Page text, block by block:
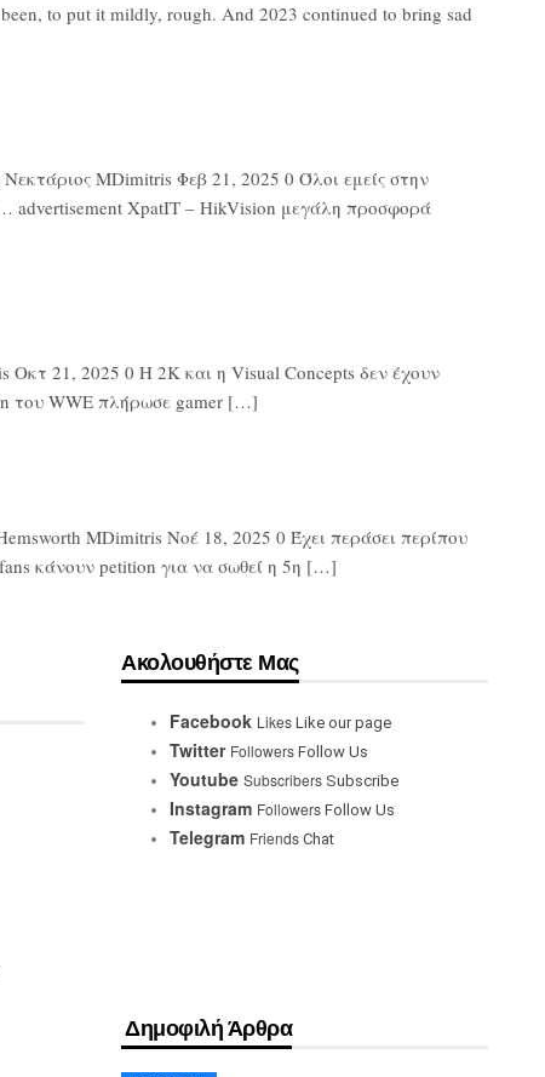
to put it mildly, rough. And 2023 continued to bring sad
MDimitris Φεβ 21, 2025 0 Όλοι εμείς στην
advertisement XpatIT – HikVision μεγάλη προσφορά
Οκτ 21, 2025 0 Η 2K και η Visual Concepts δεν έχουν
του WWE πλήρωσε gamer […]
MDimitris Νοέ 18, 2025 0 Έχει περάσει περίπου
κάνουν petition για να σωθεί η 5η […]
Ακολουθήστε Μας
Facebook Likes Like our page
Twitter Followers Follow Us
Youtube Subscribers Subscribe
Instagram Followers Follow Us
Telegram Friends Chat
Δημοφιλή Άρθρα